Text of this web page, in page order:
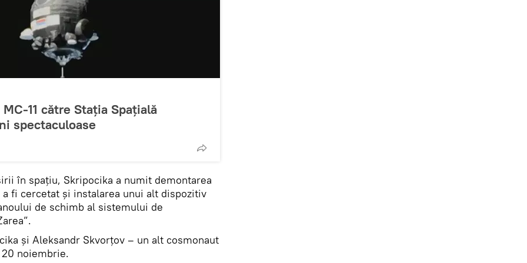
11 către Stația Spațială
spectaculoase
în spațiu, Skripocika a numit demontarea
fi cercetat și instalarea unui alt dispozitiv
de schimb al sistemului de
și Aleksandr Skvorțov – un alt cosmonaut
noiembrie.